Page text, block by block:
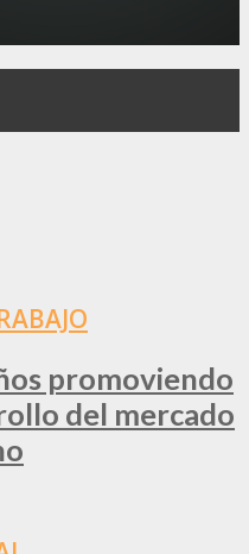
promoviendo
del mercado